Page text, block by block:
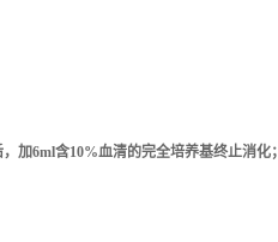
加6ml含10%血清的完全培养基终止消化；